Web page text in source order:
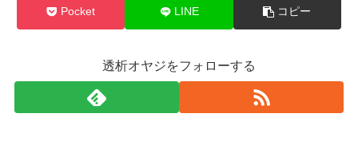
Pocket LINE コピー
透析オヤジをフォローする